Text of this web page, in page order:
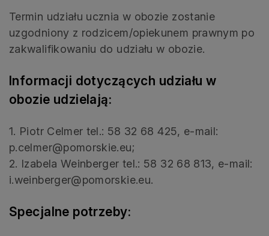
Termin udziału ucznia w obozie zostanie
uzgodniony z rodzicem/opiekunem prawnym po
zakwalifikowaniu do udziału w obozie.
Informacji dotyczących udziału w
obozie udzielają:
1. Piotr Celmer tel.: 58 32 68 425, e-mail:
p.celmer@pomorskie.eu;
2. Izabela Weinberger tel.: 58 32 68 813, e-mail:
i.weinberger@pomorskie.eu.
Specjalne potrzeby: